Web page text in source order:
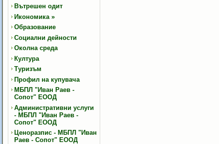
Вътрешен одит
Икономика »
Образование
Социални дейности
Околна среда
Култура
Туризъм
Профил на купувача
МБПЛ "Иван Раев -
Сопот" ЕООД
Административни услуги
- МБПЛ "Иван Раев -
Сопот" ЕООД
Ценоразпис - МБПЛ "Иван
Раев - Сопот" ЕООД